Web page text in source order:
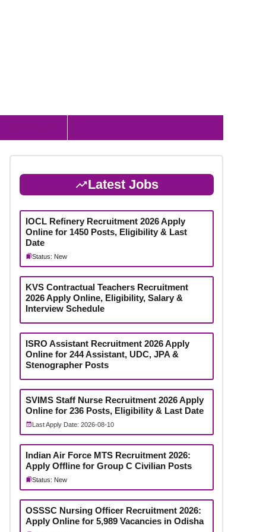
Latest Jobs
IOCL Refinery Recruitment 2026 Apply
Online for 1450 Posts, Eligibility & Last
Date
Status: New
KVS Contractual Teachers Recruitment
2026 Apply Online, Eligibility, Salary &
Interview Schedule
ISRO Assistant Recruitment 2026 Apply
Online for 244 Assistant, UDC, JPA &
Stenographer Posts
SVIMS Staff Nurse Recruitment 2026 Apply
Online for 236 Posts, Eligibility & Last Date
Last Apply Date: 2026-08-10
Indian Air Force MTS Recruitment 2026:
Apply Offline for Group C Civilian Posts
Status: New
OSSSC Nursing Officer Recruitment 2026:
Apply Online for 5,989 Vacancies in Odisha